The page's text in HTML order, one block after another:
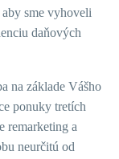
sme vyhoveli
daňových
na základe Vášho
ponuky tretích
remarketing a
neurčitú od